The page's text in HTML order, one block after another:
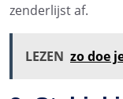
zenderlijst af.
LEZEN zo doe